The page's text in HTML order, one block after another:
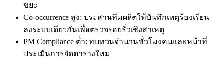
ขยะ
Co-occurrence สูง: ประสานทีมผลิตให้บันทึกเหตุร้องเรียน
ลงระบบเดียวกันเพื่อตรวจรอยรั่วเชิงสาเหตุ
PM Compliance ต่ำ: ทบทวนจำนวนชั่วโมงคนและหน้าที่
ประเมินการจัดตารางใหม่